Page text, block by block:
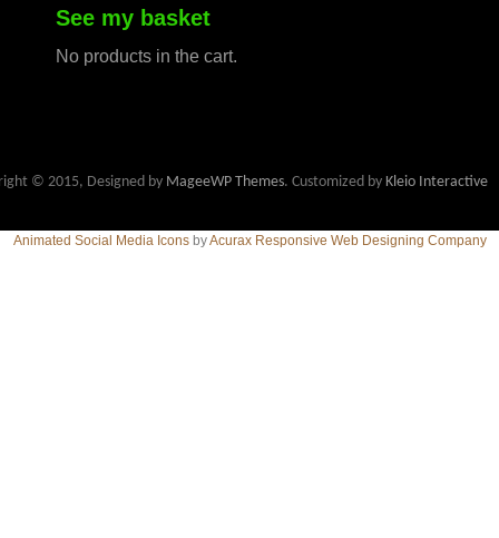
See my basket
No products in the cart.
© 2015, Designed by MageeWP Themes. Customized by Kleio Interactive
Animated Social Media IconsbyAcurax Responsive Web Designing Company